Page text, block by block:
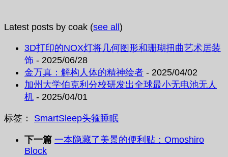
Latest posts by coak (see all)
3D打印的NOX灯将几何图形和珊瑚扭曲艺术居装
饰 - 2025/06/28
金万真：解构人体的精神绘者 - 2025/04/02
加州大学伯克利分校研发出全球最小无电池无人
机 - 2025/04/01
标签： SmartSleep头箍睡眠
下一篇 一本隐藏了美景的便利贴：Omoshiro
Block